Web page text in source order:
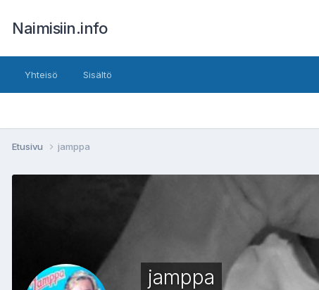
Naimisiin.info
Yhteisö Sisältö
Etusivu jamppa
jamppa